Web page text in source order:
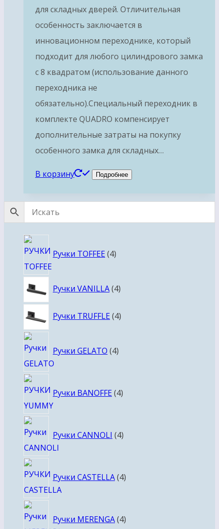
для складных дверей. Отличительная
особенность заключается в
инновационном переходнике, который
подходит для любого цилиндрового замка
с 8 квадратом (использование данного
переходника не
обязательно).Специальный переходник в
комплекте QUADRO компенсирует
дополнительные затраты на покупку
особенного замка для складных…
В корзину Подробнее
Ручки TOFFEE 4товара
Ручки VANILLA 44
Ручки TRUFFLE 44
Ручки GELATO 4товара
Ручки BANOFFE 4товара
Ручки CANNOLI 4товара
Ручки CASTELLA 4товара
Ручки MERENGA 4товара